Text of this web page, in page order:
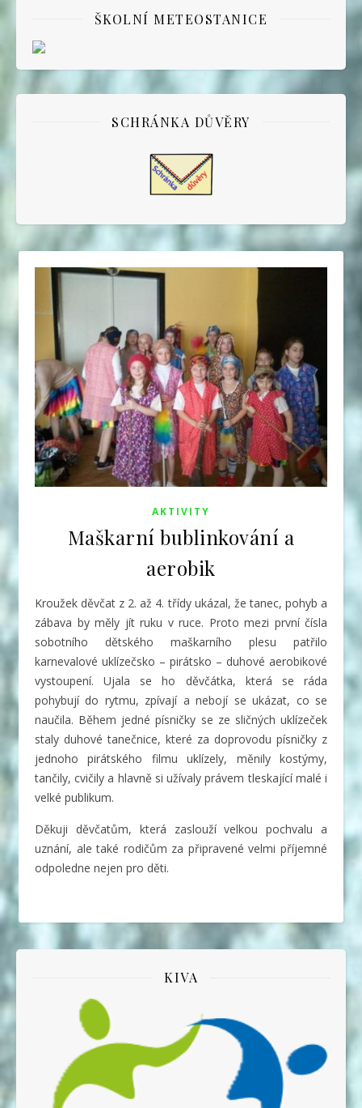
ŠKOLNÍ METEOSTANICE
SCHRÁNKA DŮVĚRY
AKTIVITY
Maškarní bublinkování a
aerobik
Kroužek děvčat z 2. až 4. třídy ukázal, že tanec, pohyb a
zábava by měly jít ruku v ruce. Proto mezi první čísla
sobotního dětského maškarního plesu patřilo
karnevalové uklízečsko – pirátsko – duhové aerobikové
vystoupení. Ujala se ho děvčátka, která se ráda
pohybují do rytmu, zpívají a nebojí se ukázat, co se
naučila. Během jedné písničky se ze sličných uklízeček
staly duhové tanečnice, které za doprovodu písničky z
jednoho pirátského filmu uklízely, měnily kostýmy,
tančily, cvičily a hlavně si užívaly právem tleskající malé i
velké publikum.
Děkuji děvčatům, která zaslouží velkou pochvalu a
uznání, ale také rodičům za připravené velmi příjemné
odpoledne nejen pro děti.
KIVA